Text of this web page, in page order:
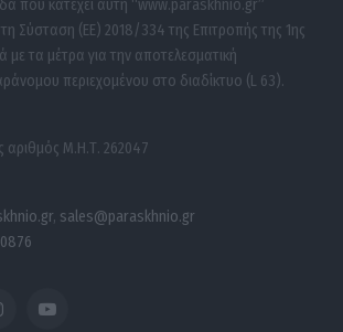
που κατέχει αυτή “www.paraskhnio.gr”
Σύσταση (ΕΕ) 2018/334 της Επιτροπής της 1ης
με τα μέτρα για την αποτελεσματική
περιεχομένου στο διαδίκτυο (L 63).
αριθμός Μ.Η.Τ. 262047
, sales@paraskhnio.gr
YouTube